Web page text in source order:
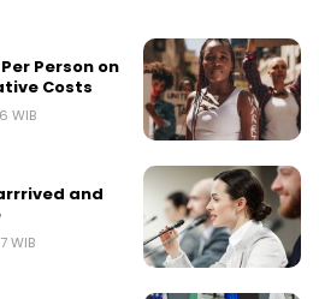
Person on
Costs
WIB
and
WIB